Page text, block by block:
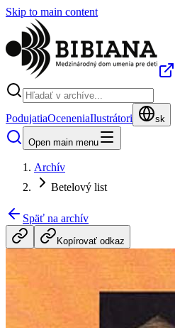
Skip to main content
PodujatiaOceneniaIlustrátori sk
Open main menu
Archív
Betelový list
Späť na archív
Kopírovať odkaz